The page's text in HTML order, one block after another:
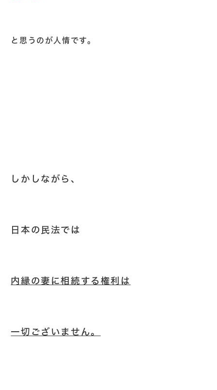
と思うのが人情です。
しかしながら、
日本の民法では
内縁の妻に相続する権利は
一切ございません。